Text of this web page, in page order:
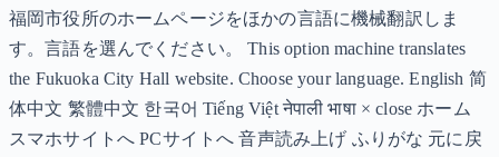
福岡市役所のホームページをほかの言語に機械翻訳しま
す。言語を選んでください。 This option machine translates
the Fukuoka City Hall website. Choose your language. English 简
体中文 繁體中文 한국어 Tiếng Việt नेपाली भाषा × close ホーム
スマホサイトへ PCサイトへ 音声読み上げ ふりがな 元に戻